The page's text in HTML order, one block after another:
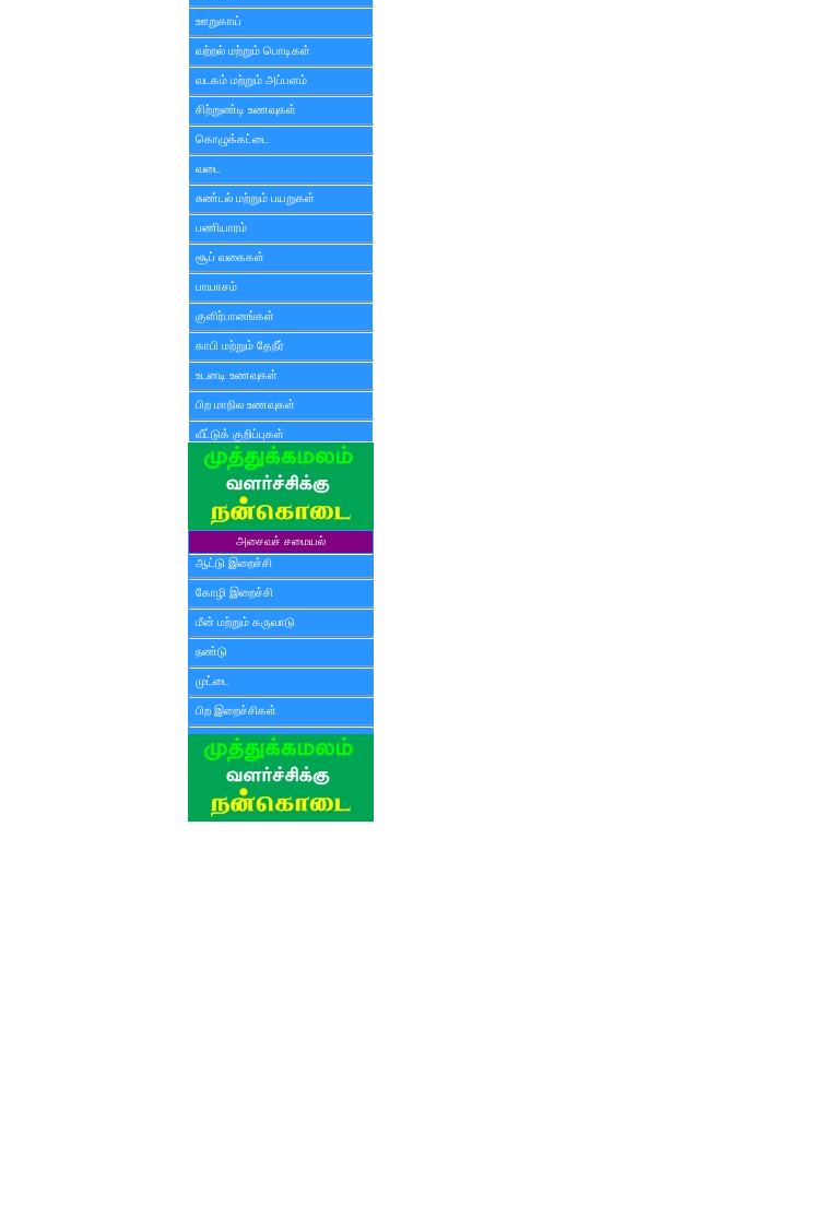
ஊறுகாய்
வற்றல் மற்றும் பொடிகள்
வடகம் மற்றும் அப்பளம்
சிற்றுண்டி உணவுகள்
கொழுக்கட்டை
வடை
சுண்டல் மற்றும் பயறுகள்
பணியாரம்
சூப் வகைகள்
பாயாசம்
குளிர்பானங்கள்
காபி மற்றும் தேநீர்
உடனடி உணவுகள்
பிற மாநில உணவுகள்
வீட்டுக் குறிப்புகள்
அசைவச் சமையல்
ஆட்டு இறைச்சி
கோழி இறைச்சி
மீன் மற்றும் கருவாடு
நண்டு
முட்டை
பிற இறைச்சிகள்